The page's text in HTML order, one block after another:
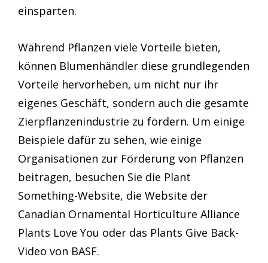
einsparten.
Während Pflanzen viele Vorteile bieten,
können Blumenhändler diese grundlegenden
Vorteile hervorheben, um nicht nur ihr
eigenes Geschäft, sondern auch die gesamte
Zierpflanzenindustrie zu fördern. Um einige
Beispiele dafür zu sehen, wie einige
Organisationen zur Förderung von Pflanzen
beitragen, besuchen Sie die Plant
Something-Website, die Website der
Canadian Ornamental Horticulture Alliance
Plants Love You oder das Plants Give Back-
Video von BASF.